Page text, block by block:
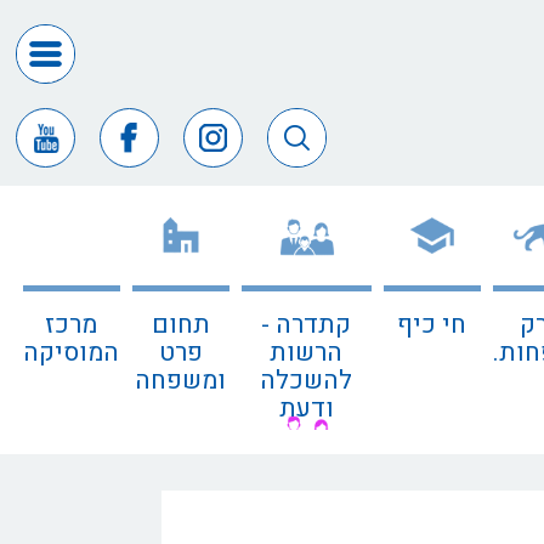
חופש
המידע
העיר
דבר
המנכ"ל
חי כיף קתדרה -
הרשות
להשכלה
ודעת
תחום
פרט
ומשפחה
מרכז
המוסיקה